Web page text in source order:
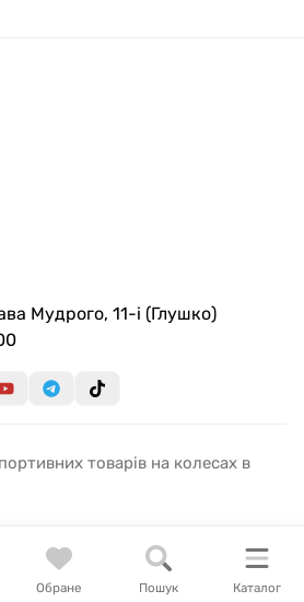
Обране Пошук Каталог
Мудрого, 11-i (Глушко)
товарів на колесах в